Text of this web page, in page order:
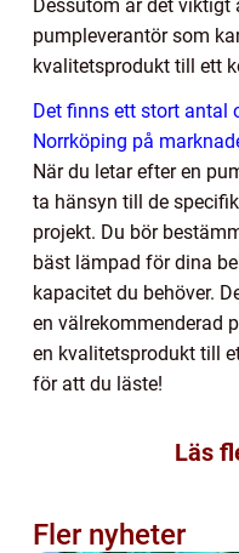
Dessutom är det viktigt
pumpleverantör som
kvalitetsprodukt till ett
Det finns ett stort antal
Norrköping på
När du letar efter en
ta hänsyn till de
projekt. Du bör
bäst lämpad för dina
kapacitet du behöver.
en välrekommenderad
en kvalitetsprodukt till
för att du läste!
Läs
Fler nyheter